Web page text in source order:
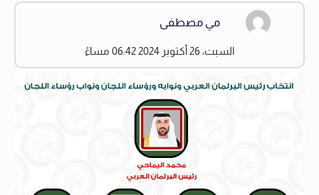
مي مصطفى
السبت، 26 أكتوبر 2024 06:42 مساءً